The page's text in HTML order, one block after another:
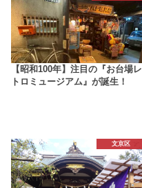
【昭和100年】注目の『お台場レ
トロミュージアム』が誕生！
文京区